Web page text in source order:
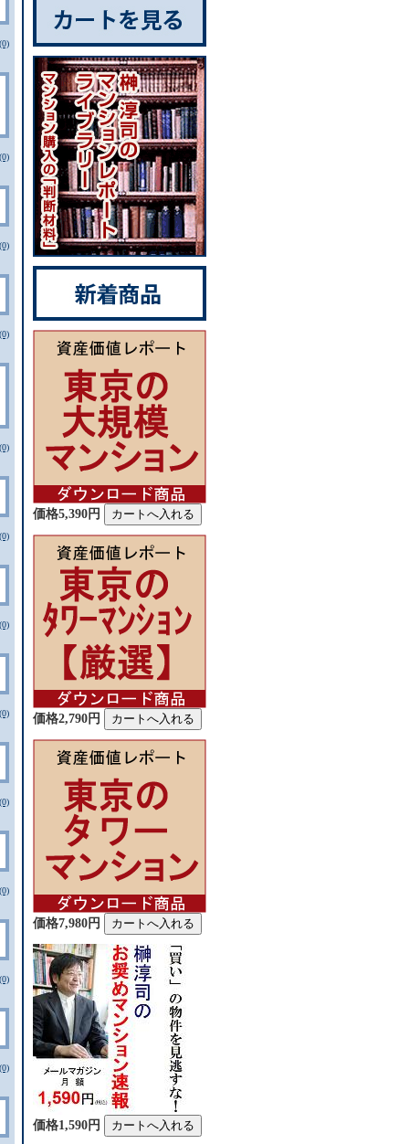
価格5,390円
価格2,790円
価格7,980円
価格1,590円